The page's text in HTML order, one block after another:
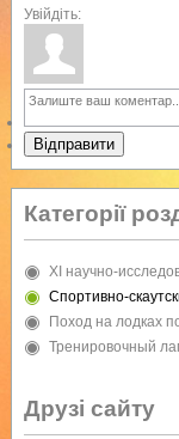
Увійдіть:
Відправити
Категорії
XI научно-
Спортивно-
Поход на лодках
Тренировочный
Друзі сайту